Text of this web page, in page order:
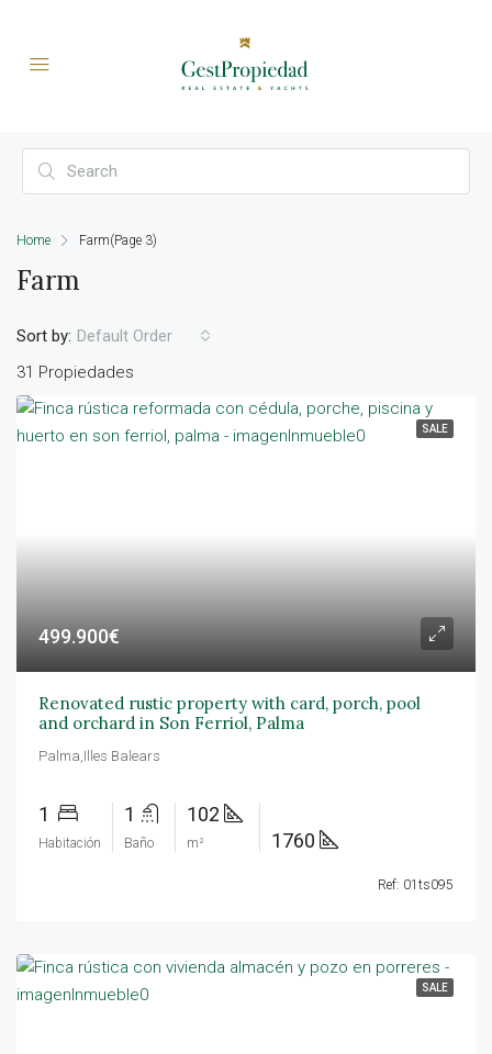
Home Farm(Page 3)
Farm
31 Propiedades
Sort by: Default Order
SALE
499.900€
Renovated rustic property with card, porch, pool
and orchard in Son Ferriol, Palma
Palma,Illes Balears
1
Habitación
1
Baño
102
m² 1760
Ref: 01ts095
SALE